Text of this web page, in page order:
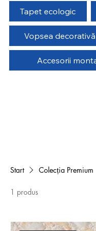
Tapet ecologic
Vopsea
Accesorii
Start Colecția Premium
1 produs